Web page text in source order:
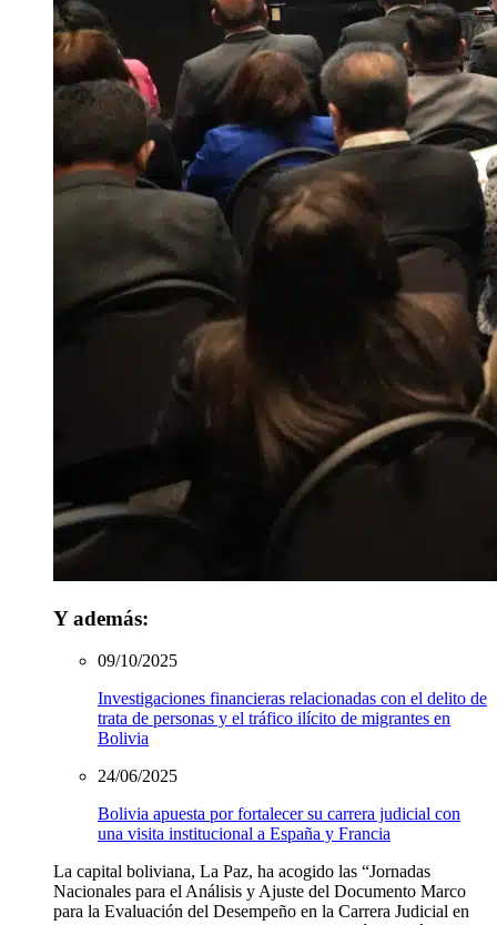
Y además:
09/10/2025
Investigaciones financieras relacionadas con el delito de
trata de personas y el tráfico ilícito de migrantes en
Bolivia
24/06/2025
Bolivia apuesta por fortalecer su carrera judicial con
una visita institucional a España y Francia
La capital boliviana, La Paz, ha acogido las “Jornadas
Nacionales para el Análisis y Ajuste del Documento Marco
para la Evaluación del Desempeño en la Carrera Judicial en